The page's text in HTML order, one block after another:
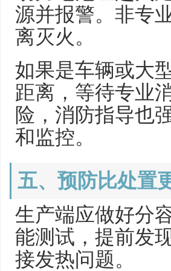
源并报警。非专
离灭火。
如果是车辆或大
距离，等待专业
险，消防指导也
和监控。
五、预防比处置
生产端应做好分
能测试，提前发
接发热问题。